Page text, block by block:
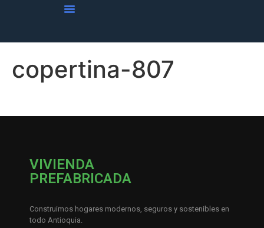
copertina-807
VIVIENDA
PREFABRICADA
Construimos hogares modernos, seguros y sostenibles en
todo Antioquia.